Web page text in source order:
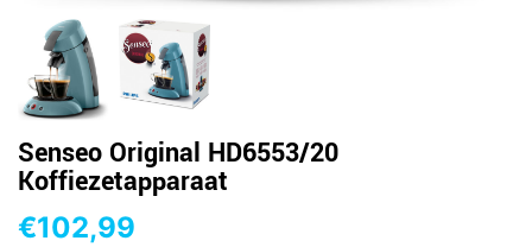
Senseo Original HD6553/20
Koffiezetapparaat
€102,99